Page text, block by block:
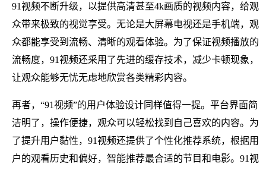
91视频不断升级，以提供高清甚至4k画质的视频内容，给观
众带来极致的视觉享受。无论是大屏幕电视还是手机端，观
众都能享受到流畅、清晰的观看体验。为了保证视频播放的
流畅度，91视频还采用了先进的缓存技术，减少卡顿现象，
让观众能够无忧无虑地欣赏各类精彩内容。
再者，“91视频”的用户体验设计同样值得一提。平台界面简
洁明了，操作便捷，观众可以轻松找到自己喜欢的内容。为
了提升用户黏性，91视频还提供了个性化推荐系统，根据用
户的观看历史和偏好，智能推荐最合适的节目和电影。91视